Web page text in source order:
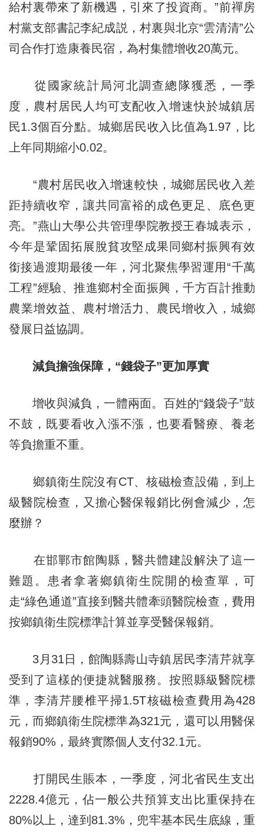
給村裏帶來了新機遇，引來了投資商。”前禪房
村黨支部書記李紀成説，村裏與北京“雲清清”公
司合作打造康養民宿，為村集體增收20萬元。
從國家統計局河北調查總隊獲悉，一季
度，農村居民人均可支配收入增速快於城鎮居
民1.3個百分點。城鄉居民收入比值為1.97，比
上年同期縮小0.02。
“農村居民收入增速較快，城鄉居民收入差
距持續收窄，讓共同富裕的成色更足、底色更
亮。”燕山大學公共管理學院教授王春城表示，
今年是鞏固拓展脫貧攻堅成果同鄉村振興有效
銜接過渡期最後一年，河北聚焦學習運用“千萬
工程”經驗、推進鄉村全面振興，千方百計推動
農業增效益、農村增活力、農民增收入，城鄉
發展日益協調。
減負擔強保障，“錢袋子”更加厚實
增收與減負，一體兩面。百姓的“錢袋子”鼓
不鼓，既要看收入漲不漲，也要看醫療、養老
等負擔重不重。
鄉鎮衛生院沒有CT、核磁檢查設備，到上
級醫院檢查，又擔心醫保報銷比例會減少，怎
麼辦？
在邯鄲市館陶縣，醫共體建設解決了這一
難題。患者拿著鄉鎮衛生院開的檢查單，可
走“綠色通道”直接到醫共體牽頭醫院檢查，費用
按鄉鎮衛生院標準計算並享受醫保報銷。
3月31日，館陶縣壽山寺鎮居民李清芹就享
受到了這樣的便捷就醫服務。按照縣級醫院標
準，李清芹腰椎平掃1.5T核磁檢查費用為428
元，而鄉鎮衛生院標準為321元，還可以用醫保
報銷90%，最終實際個人支付32.1元。
打開民生賬本，一季度，河北省民生支出
2228.4億元，佔一般公共預算支出比重保持在
80%以上，達到81.3%，兜牢基本民生底線，重